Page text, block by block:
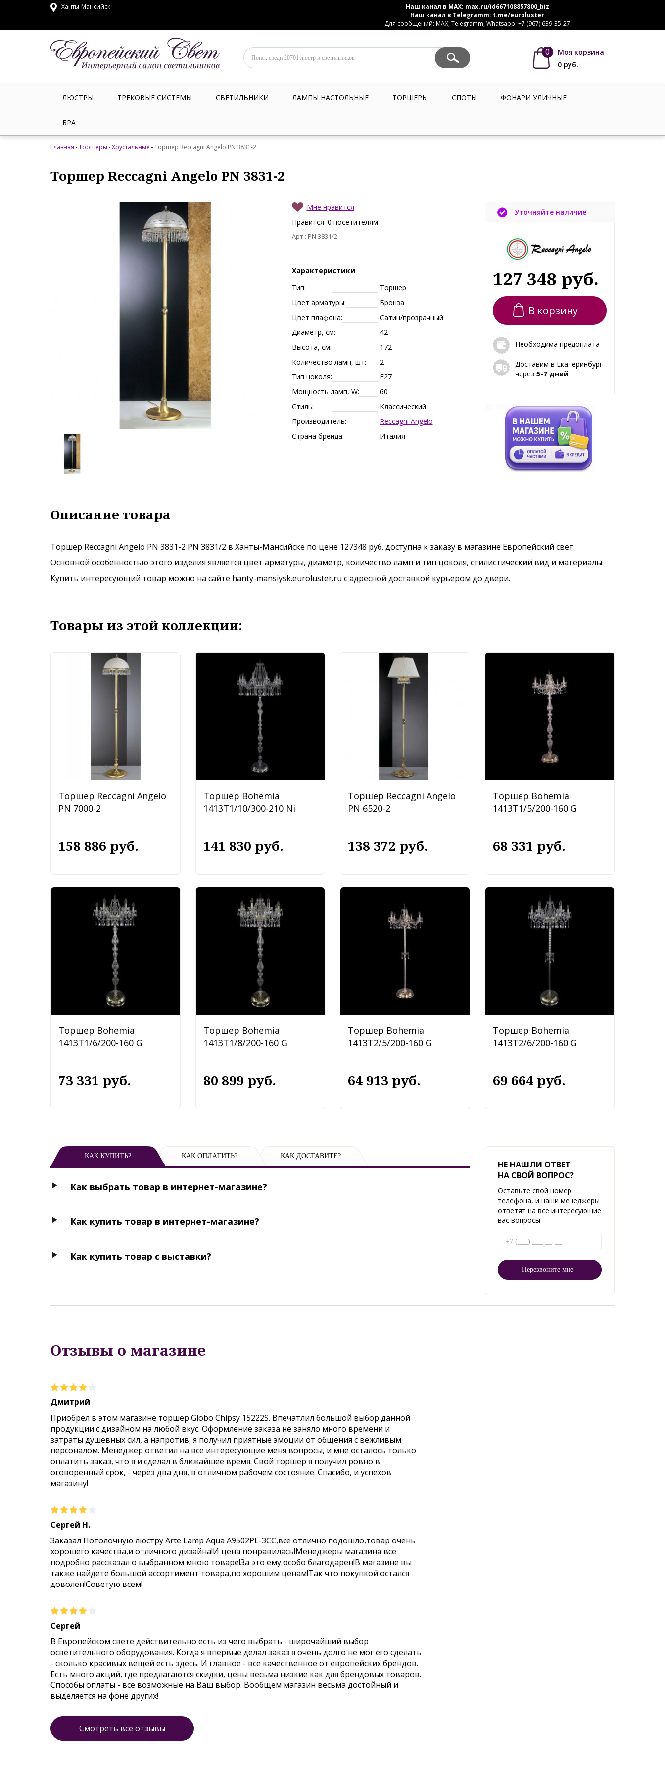
Ханты-Мансийск Наш канал в MAX: max.ru/id667108857800_biz
Наш канал в Telegramm: t.me/euroluster
Для сообщений: MAX, Telegramm, Whatsapp: +7 (967) 639-35-27
0
Моя корзина
0 руб.
ЛЮСТРЫ ТРЕКОВЫЕ СИСТЕМЫ СВЕТИЛЬНИКИ ЛАМПЫ НАСТОЛЬНЫЕ ТОРШЕРЫ СПОТЫ ФОНАРИ УЛИЧНЫЕ
БРА
Главная Торшеры Хрустальные Торшер Reccagni Angelo PN 3831-2
Торшер Reccagni Angelo PN 3831-2
Мне нравится
Нравится: 0 посетителям
Арт.: PN 3831/2
Характеристики
Тип:
Торшер
Цвет арматуры:
Бронза
Цвет плафона:
Сатин/прозрачный
Диаметр, см:
42
Высота, см:
172
Количество ламп, шт:
2
Тип цоколя:
E27
Мощность ламп, W:
60
Стиль:
Классический
Производитель:
Reccagni Angelo
Страна бренда:
Италия
Уточняйте наличие
127 348 руб.
В корзину
Необходима предоплата
Доставим в Екатеринбург
через 5-7 дней
Описание товара
Торшер Reccagni Angelo PN 3831-2 PN 3831/2 в Ханты-Мансийске по цене 127348 руб. доступна к заказу в магазине Европейский свет.
Основной особенностью этого изделия является цвет арматуры, диаметр, количество ламп и тип цоколя, стилистический вид и материалы.
Купить интересующий товар можно на сайте hanty-mansiysk.euroluster.ru с адресной доставкой курьером до двери.
Товары из этой коллекции:
Торшер Reccagni Angelo
PN 7000-2
158 886 руб.
Торшер Bohemia
1413T1/10/300-210 Ni
141 830 руб.
Торшер Reccagni Angelo
PN 6520-2
138 372 руб.
Торшер Bohemia
1413T1/5/200-160 G
68 331 руб.
Торшер Bohemia
1413T1/6/200-160 G
73 331 руб.
Торшер Bohemia
1413T1/8/200-160 G
80 899 руб.
Торшер Bohemia
1413T2/5/200-160 G
64 913 руб.
Торшер Bohemia
1413T2/6/200-160 G
69 664 руб.
КАК КУПИТЬ? КАК ОПЛАТИТЬ? КАК ДОСТАВИТЕ?
Как выбрать товар в интернет-магазине?
Как купить товар в интернет-магазине?
Как купить товар с выставки?
НЕ НАШЛИ ОТВЕТ
НА СВОЙ ВОПРОС?
Оставьте свой номер
телефона, и наши менеджеры
ответят на все интересующие
вас вопросы
Отзывы о магазине
Дмитрий
Приобрёл в этом магазине торшер Globo Chipsy 15222S. Впечатлил большой выбор данной
продукции с дизайном на любой вкус. Оформление заказа не заняло много времени и
затраты душевных сил, а напротив, я получил приятные эмоции от общения с вежливым
персоналом. Менеджер ответил на все интересующие меня вопросы, и мне осталось только
оплатить заказ, что я и сделал в ближайшее время. Свой торшер я получил ровно в
оговоренный срок, - через два дня, в отличном рабочем состояние. Спасибо, и успехов
магазину!
Сергей Н.
Заказал Потолочную люстру Arte Lamp Aqua A9502PL-3CC,все отлично подошло,товар очень
хорошего качества,и отличного дизайна!И цена понравилась!Менеджеры магазина все
подробно рассказал о выбранном мною товаре!За это ему особо благодарен!В магазине вы
также найдете большой ассортимент товара,по хорошим ценам!Так что покупкой остался
доволен!Советую всем!
Сергей
В Европейском свете действительно есть из чего выбрать - широчайший выбор
осветительного оборудования. Когда я впервые делал заказ я очень долго не мог его сделать
- сколько красивых вещей есть здесь. И главное - все качественное от европейских брендов.
Есть много акций, где предлагаются скидки, цены весьма низкие как для брендовых товаров.
Способы оплаты - все возможные на Ваш выбор. Вообщем магазин весьма достойный и
выделяется на фоне других!
Смотреть все отзывы